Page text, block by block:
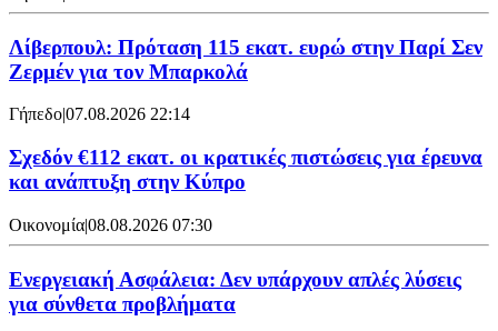
Λίβερπουλ: Πρόταση 115 εκατ. ευρώ στην Παρί Σεν
Ζερμέν για τον Μπαρκολά
Γήπεδο|07.08.2026 22:14
Σχεδόν €112 εκατ. οι κρατικές πιστώσεις για έρευνα
και ανάπτυξη στην Κύπρο
Οικονομία|08.08.2026 07:30
Ενεργειακή Ασφάλεια: Δεν υπάρχουν απλές λύσεις
για σύνθετα προβλήματα